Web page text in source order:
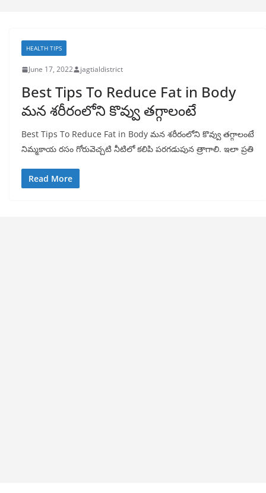
HEALTH TIPS
June 17, 2022 jagtialdistrict
Best Tips To Reduce Fat in Body
మన శరీరంలోని కొవ్వు తగ్గాలంటే
Best Tips To Reduce Fat in Body మన శరీరంలోని కొవ్వు తగ్గాలంటే
నిమ్మకాయ రసం గోరువెచ్చటి నీటిలో కలిపి పరగడుపున త్రాగాలి. ఇలా ప్రతి
Read More